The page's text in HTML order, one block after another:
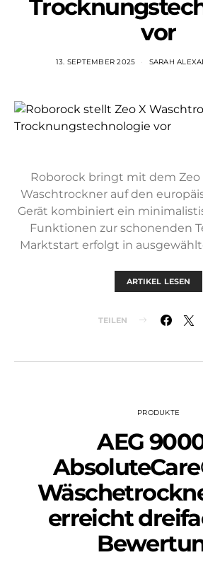
vor
13. SEPTEMBER 2025 SARAH
Roborock bringt mit dem Zeo
Waschtrockner auf den
Gerät kombiniert ein
Funktionen zur schonenden
Marktstart erfolgt in
ARTIKEL LESEN
TEILEN
PRODUKTE
AEG
erreicht